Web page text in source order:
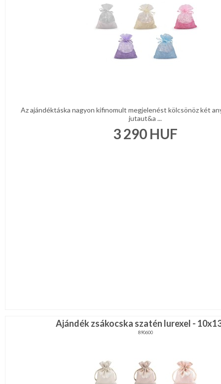
Az ajándéktáska nagyon kifinomult megjelenést kölcsönöz két
jutaut&a ...
3 290 HUF
Ajándék zsákocska szatén lurexel -
890600